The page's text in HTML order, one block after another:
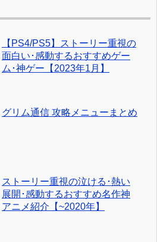
【PS4/PS5】ストーリー重視の
面白い･感動するおすすめゲー
ム･神ゲー【2023年1月】
グリム通信 攻略メニューまとめ
ストーリー重視の泣ける･熱い
展開･感動するおすすめ名作神
アニメ紹介【~2020年】